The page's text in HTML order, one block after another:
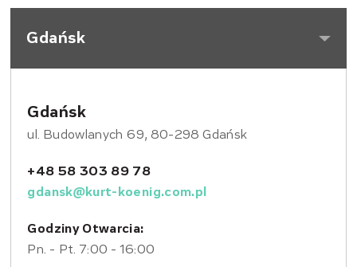
Gdańsk
Gdańsk
ul. Budowlanych 69, 80-298 Gdańsk
+48 58 303 89 78
gdansk@kurt-koenig.com.pl
Godziny Otwarcia:
Pn. - Pt. 7:00 - 16:00